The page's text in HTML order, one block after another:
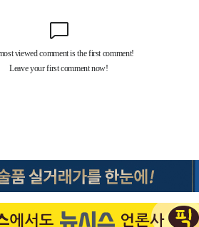
鄭 42.08%·
팀 위해 뛸 것"
석 승리